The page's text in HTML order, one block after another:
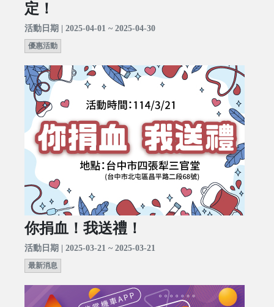
定！
活動日期 | 2025-04-01 ~ 2025-04-30
優惠活動
你捐血！我送禮！
活動日期 | 2025-03-21 ~ 2025-03-21
最新消息